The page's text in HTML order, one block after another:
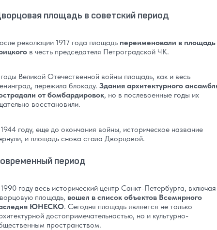
площадь в советский период
революции 1917 года площадь переименовали в площадь
в честь председателя Петроградской ЧК.
Великой Отечественной войны площадь, как и весь
пережила блокаду. Здания архитектурного
от бомбардировок, но в послевоенные годы их
восстановили.
году, еще до окончания войны, историческое название
и площадь снова стала Дворцовой.
период
году весь исторический центр Санкт-Петербурга, включая
площадь, вошел в список объектов Всемирного
ЮНЕСКО. Сегодня площадь является не только
достопримечательностью, но и культурно-
пространством.